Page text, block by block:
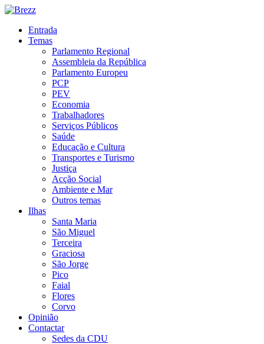
Entrada
Temas
Parlamento Regional
Assembleia da República
Parlamento Europeu
PCP
PEV
Economia
Trabalhadores
Serviços Públicos
Saúde
Educação e Cultura
Transportes e Turismo
Justiça
Acção Social
Ambiente e Mar
Outros temas
Ilhas
Santa Maria
São Miguel
Terceira
Graciosa
São Jorge
Pico
Faial
Flores
Corvo
Opinião
Contactar
Sedes da CDU